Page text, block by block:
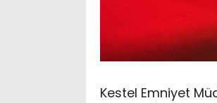
Kestel Emniyet